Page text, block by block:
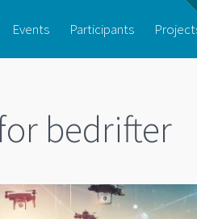
Events Participants
bedrifter